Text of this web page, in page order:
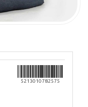
5213010782575